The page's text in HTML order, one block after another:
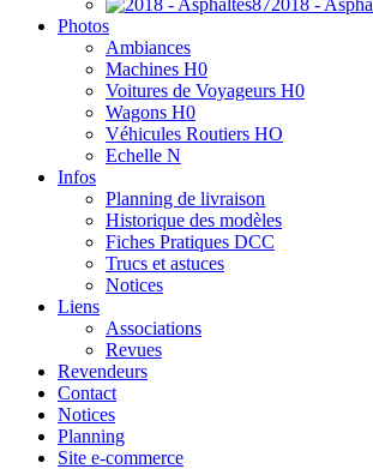
2018 -
Photos
Ambiances
Machines H0
Voitures de Voyageurs H0
Wagons H0
Véhicules Routiers HO
Echelle N
Infos
Planning de livraison
Historique des modèles
Fiches Pratiques DCC
Trucs et astuces
Notices
Liens
Associations
Revues
Revendeurs
Contact
Notices
Planning
Site e-commerce